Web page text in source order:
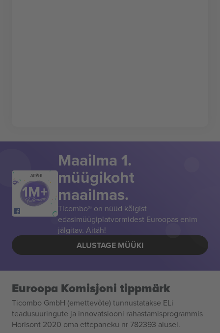
AITÄH!
Maailma 1.
müügikoht
maailmas.
Ticombo® on nüüd kõigist
edasimüügiplatvormidest Euroopas enim
jälgitav. Aitäh!
ALUSTAGE MÜÜKI
Euroopa Komisjoni tippmärk
Ticombo GmbH (emettevõte) tunnustatakse ELi
teadusuuringute ja innovatsiooni rahastamisprogrammis
Horisont 2020 oma ettepaneku nr 782393 alusel.